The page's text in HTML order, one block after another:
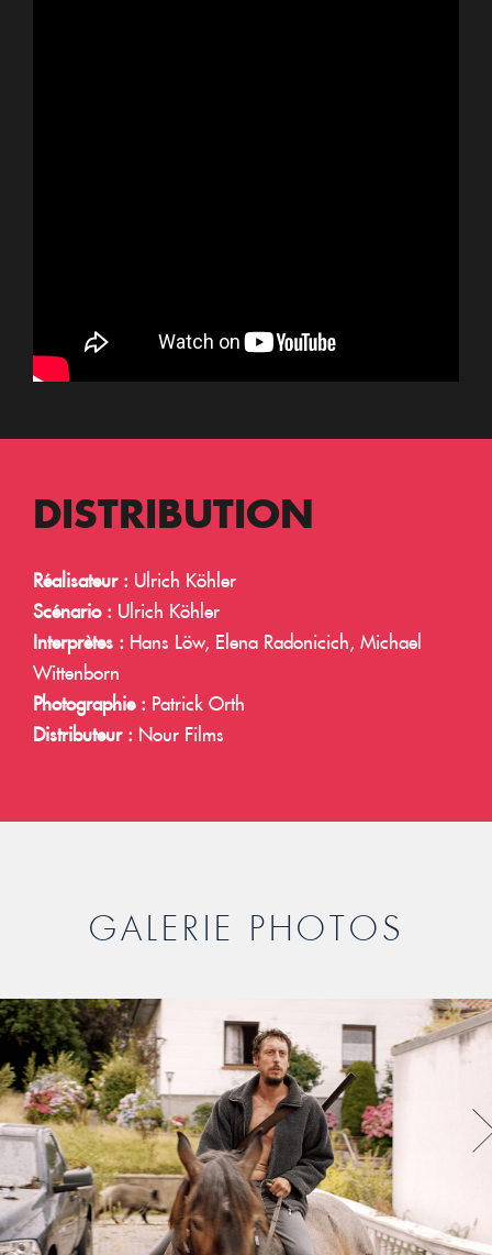
DISTRIBUTION
Réalisateur : Ulrich Köhler
Scénario : Ulrich Köhler
Interprètes : Hans Löw, Elena Radonicich, Michael
Wittenborn
Photographie : Patrick Orth
Distributeur : Nour Films
GALERIE PHOTOS